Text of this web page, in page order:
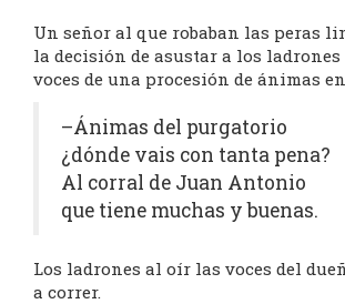
Un señor al que robaban las peras
la decisión de asustar a los
voces de una procesión de ánimas
–Ánimas del purgatorio
¿dónde vais con tanta pena?
Al corral de Juan Antonio
que tiene muchas y buenas.
Los ladrones al oír las voces del
a correr.